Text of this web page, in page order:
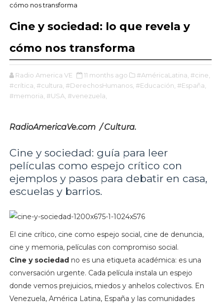
cómo nos transforma
Cine y sociedad: lo que revela y
cómo nos transforma
Radio America VE 11 months ago #AméricaLatina, #cine,
#crítica, #cultura, #DerechosHumanos, #Educación, #España,
#memoria, #USA, #venezuela,
RadioAmericaVe.com / Cultura.
Cine y sociedad: guía para leer
películas como espejo crítico con
ejemplos y pasos para debatir en casa,
escuelas y barrios.
El cine crítico, cine como espejo social, cine de denuncia,
cine y memoria, películas con compromiso social.
Cine y sociedad no es una etiqueta académica: es una
conversación urgente. Cada película instala un espejo
donde vemos prejuicios, miedos y anhelos colectivos. En
Venezuela, América Latina, España y las comunidades